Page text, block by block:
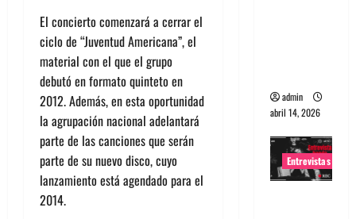
El concierto comenzará a cerrar el
ciclo de “Juventud Americana”, el
material con el que el grupo
debutó en formato quinteto en
2012. Además, en esta oportunidad
la agrupación nacional adelantará
parte de las canciones que serán
parte de su nuevo disco, cuyo
lanzamiento está agendado para el
2014.
admin
abril 14, 2026
Entrevistas